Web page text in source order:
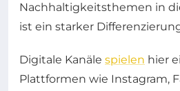
Nachhaltigkeitsthemen in
ist ein starker
Digitale Kanäle spielen hier
Plattformen wie Instagram,